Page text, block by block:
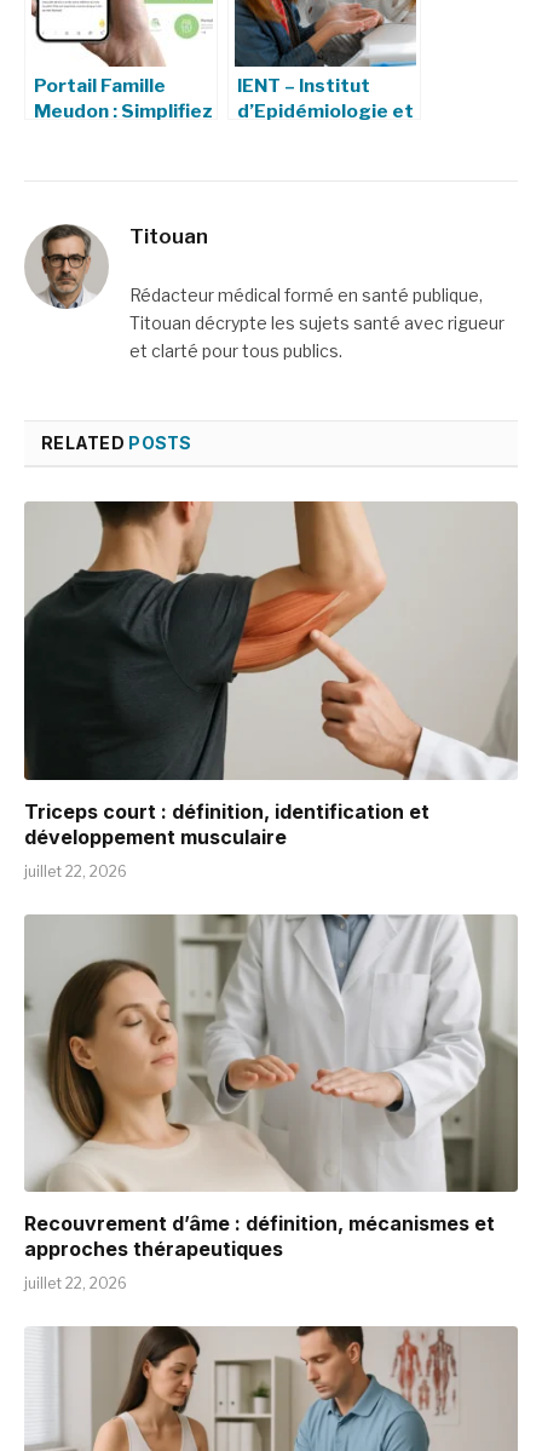
Portail Famille
Meudon : Simplifiez
IENT – Institut
d’Epidémiologie et
Titouan
Rédacteur médical formé en santé publique,
Titouan décrypte les sujets santé avec rigueur
et clarté pour tous publics.
RELATED POSTS
Triceps court : définition, identification et
développement musculaire
juillet 22, 2026
Recouvrement d’âme : définition, mécanismes et
approches thérapeutiques
juillet 22, 2026